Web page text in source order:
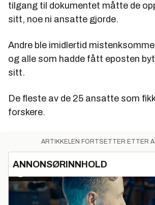
tilgang til dokumentet måtte de
sitt, noe ni ansatte gjorde.
Andre ble imidlertid
og alle som hadde fått eposten
sitt.
De fleste av de 25 ansatte som
forskere.
ARTIKKELEN FORTSETTER ETTER
ANNONSØRINNHOLD